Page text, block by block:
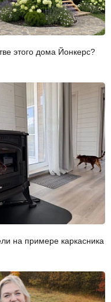
этого дома Йонкерс?
на примере каркасника